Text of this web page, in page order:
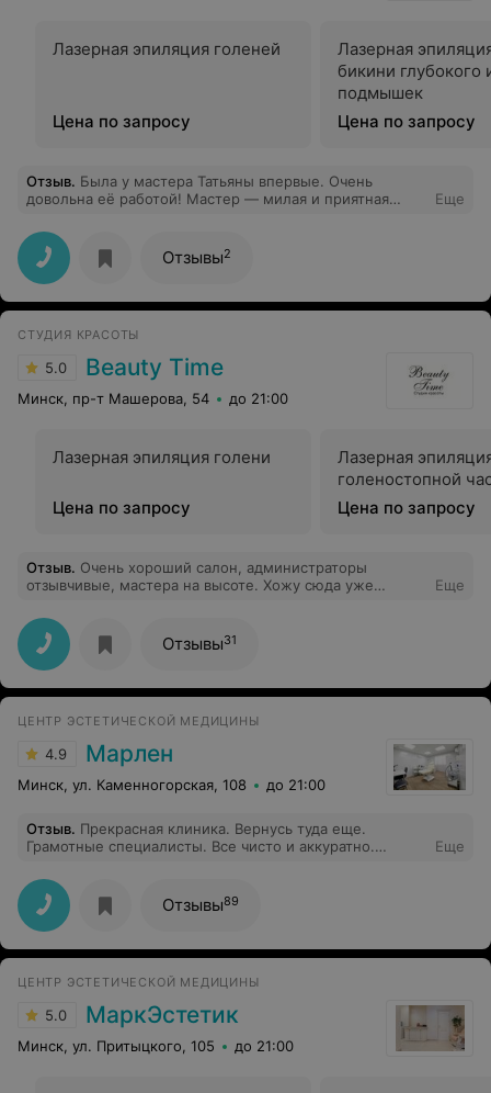
Лазерная эпиляция голеней
Цена по запросу
Лазерная
бикини глубокого
подмышек
Цена по запросу
Отзыв. Была у мастера Татьяны впервые. Очень
довольна её работой! Мастер — милая и приятная
важно качество работы и комфорт клиента. Результат
очень порадовал — руки выглядят аккуратно и
ухоженно. Обязательно снова обращусь и буду
рекомендовать всем! Спасибо за отличный маникюр!
Еще
Отзывы2
СТУДИЯ КРАСОТЫ
5.0 Beauty Time
Минск, пр-т Машерова, 54 до 21:00
Лазерная эпиляция голени
Цена по запросу
Лазерная
голеностопной
Цена по запросу
Отзыв. Очень хороший салон, администраторы
отзывчивые, мастера на высоте. Хожу сюда уже
Еще
Отзывы31
ЦЕНТР ЭСТЕТИЧЕСКОЙ МЕДИЦИНЫ
4.9 Марлен
Минск, ул. Каменногорская, 108 до 21:00
Отзыв. Прекрасная клиника. Вернусь туда еще.
Грамотные специалисты. Все чисто и аккуратно.
Еще
Отзывы89
ЦЕНТР ЭСТЕТИЧЕСКОЙ МЕДИЦИНЫ
5.0 МаркЭстетик
Минск, ул. Притыцкого, 105 до 21:00